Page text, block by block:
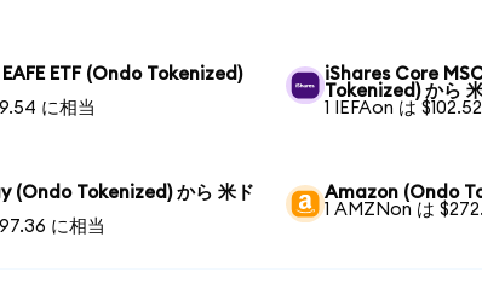
ETF (Ondo Tokenized)
に相当
iShares Core
Tokenized) から
1 IEFAon は
(Ondo Tokenized) から 米ド
に相当
Amazon (Ondo
1 AMZNon は